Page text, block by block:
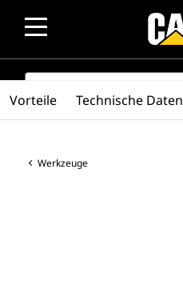
SEARCH
Werkzeuge
Vorteile Technische Daten